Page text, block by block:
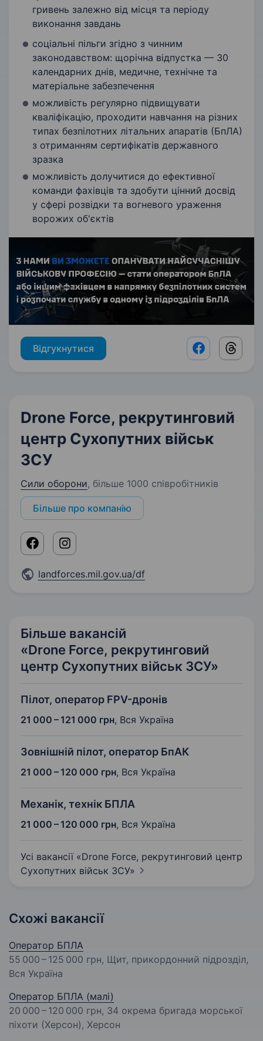
гривень залежно від місця та періоду
виконання завдань
соціальні пільги згідно з чинним
законодавством: щорічна відпустка — 30
календарних днів, медичне, технічне та
матеріальне забезпечення
можливість регулярно підвищувати
кваліфікацію, проходити навчання на різних
типах безпілотних літальних апаратів (БпЛА)
з отриманням сертифікатів державного
зразка
можливість долучитися до ефективної
команди фахівців та здобути цінний досвід
у сфері розвідки та вогневого ураження
ворожих об'єктів
Відгукнутися Facebook
Drone Force, рекрутинговий
центр Сухопутних військ
ЗСУ
Сили оборони, більше 1000 співробітників
Більше про компанію
landforces.mil.gov.ua/df
Більше вакансій
«Drone Force, рекрутинговий
центр Сухопутних військ ЗСУ»
Пілот, оператор FPV-дронів
21 000 – 121 000 грн, Вся Україна
Зовнішній пілот, оператор БпАК
21 000 – 120 000 грн, Вся Україна
Механік, технік БПЛА
21 000 – 120 000 грн, Вся Україна
Усі вакансії «Drone Force, рекрутинговий центр
Сухопутних військ ЗСУ»
Схожі вакансії
Оператор БПЛА
55 000 – 125 000 грн, Щит, прикордонний підрозділ,
Вся Україна
Оператор БПЛА (малі)
20 000 – 120 000 грн, 34 окрема бригада морської
піхоти (Херсон), Херсон